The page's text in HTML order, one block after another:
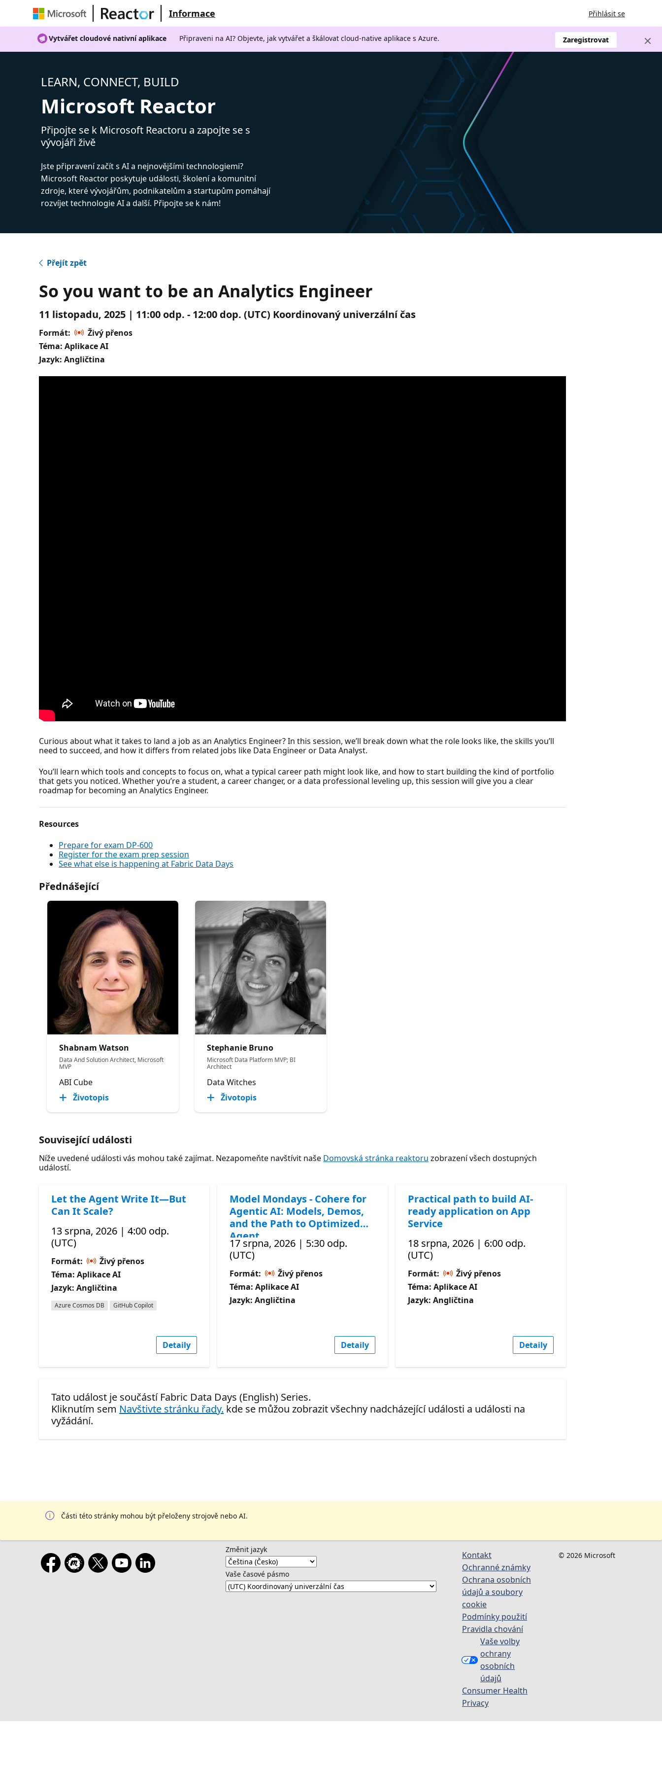
Informace Přihlásit se
Vytvářet cloudové nativní aplikace Připraveni na AI? Objevte, jak vytvářet a škálovat cloud-native aplikace s Azure. Zaregistrovat
LEARN, CONNECT, BUILD
Microsoft Reactor
Připojte se k Microsoft Reactoru a zapojte se s
vývojáři živě
Jste připravení začít s AI a nejnovějšími technologiemi?
Microsoft Reactor poskytuje události, školení a komunitní
zdroje, které vývojářům, podnikatelům a startupům pomáhají
rozvíjet technologie AI a další. Připojte se k nám!
Přejít zpět
So you want to be an Analytics Engineer
11 listopadu, 2025 | 11:00 odp. - 12:00 dop. (UTC) Koordinovaný univerzální čas
Formát:
Živý přenos
Téma: Aplikace AI
Jazyk: Angličtina
Curious about what it takes to land a job as an Analytics Engineer? In this session, we’ll break down what the role looks like, the skills you’ll
need to succeed, and how it differs from related jobs like Data Engineer or Data Analyst.
You’ll learn which tools and concepts to focus on, what a typical career path might look like, and how to start building the kind of portfolio
that gets you noticed. Whether you’re a student, a career changer, or a data professional leveling up, this session will give you a clear
roadmap for becoming an Analytics Engineer.
Resources
Prepare for exam DP-600
Register for the exam prep session
See what else is happening at Fabric Data Days
Přednášející
Shabnam Watson
Data And Solution Architect, Microsoft
MVP
ABI Cube
Životopis
Stephanie Bruno
Microsoft Data Platform MVP; BI
Architect
Data Witches
Životopis
Související události
Níže uvedené události vás mohou také zajímat. Nezapomeňte navštívit naše Domovská stránka reaktoru zobrazení všech dostupných
událostí.
Let the Agent Write It—But
Can It Scale?
13 srpna, 2026 | 4:00 odp.
(UTC)
Formát:
Živý přenos
Téma: Aplikace AI
Jazyk: Angličtina
Azure Cosmos DB GitHub Copilot
Detaily
Model Mondays - Cohere for
Agentic AI: Models, Demos,
and the Path to Optimized
Agent
17 srpna, 2026 | 5:30 odp.
(UTC)
Formát:
Živý přenos
Téma: Aplikace AI
Jazyk: Angličtina
Detaily
Practical path to build AI-
ready application on App
Service
18 srpna, 2026 | 6:00 odp.
(UTC)
Formát:
Živý přenos
Téma: Aplikace AI
Jazyk: Angličtina
Detaily
Tato událost je součástí Fabric Data Days (English) Series.
Kliknutím sem Navštivte stránku řady. kde se můžou zobrazit všechny nadcházející události a události na
vyžádání.
Části této stránky mohou být přeloženy strojově nebo AI.
Změnit jazyk
Vaše časové pásmo
Kontakt
Ochranné známky
Ochrana osobních
údajů a soubory
cookie
Podmínky použití
Pravidla chování
Vaše volby
ochrany
osobních
údajů
Consumer Health
Privacy
© 2026 Microsoft